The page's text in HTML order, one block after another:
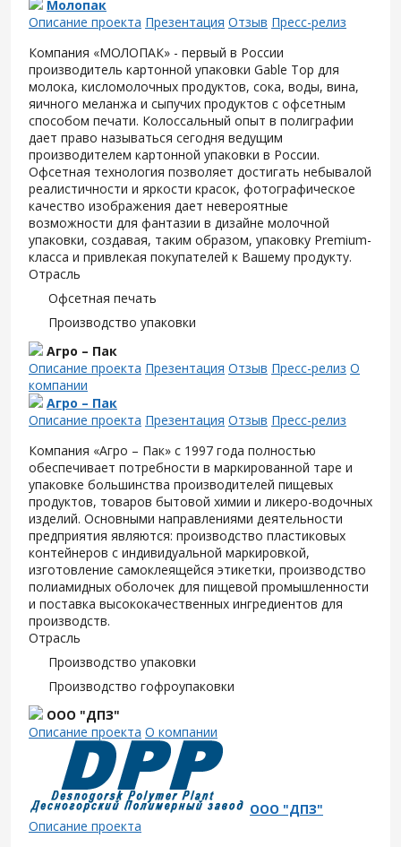
Молопак
Описание проекта Презентация Отзыв Пресс-релиз
Компания «МОЛОПАК» - первый в России
производитель картонной упаковки Gable Top для
молока, кисломолочных продуктов, сока, воды, вина,
яичного меланжа и сыпучих продуктов с офсетным
способом печати. Колоссальный опыт в полиграфии
дает право называться сегодня ведущим
производителем картонной упаковки в России.
Офсетная технология позволяет достигать небывалой
реалистичности и яркости красок, фотографическое
качество изображения дает невероятные
возможности для фантазии в дизайне молочной
упаковки, создавая, таким образом, упаковку Premium-
класса и привлекая покупателей к Вашему продукту.
Отрасль
Офсетная печать
Производство упаковки
Агро – Пак
Описание проекта Презентация Отзыв Пресс-релиз О
компании
Агро – Пак
Описание проекта Презентация Отзыв Пресс-релиз
Компания «Агро – Пак» с 1997 года полностью
обеспечивает потребности в маркированной таре и
упаковке большинства производителей пищевых
продуктов, товаров бытовой химии и ликеро-водочных
изделий. Основными направлениями деятельности
предприятия являются: производство пластиковых
контейнеров с индивидуальной маркировкой,
изготовление самоклеящейся этикетки, производство
полиамидных оболочек для пищевой промышленности
и поставка высококачественных ингредиентов для
производств.
Отрасль
Производство упаковки
Производство гофроупаковки
ООО "ДПЗ"
Описание проекта О компании
ООО "ДПЗ"
Описание проекта